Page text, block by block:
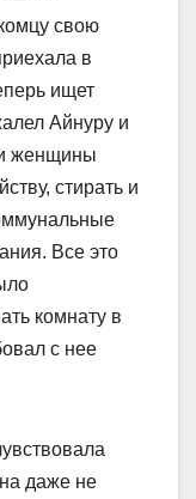
свою
в
ищет
Айнуру и
женщины
стирать и
Все это
комнату в
с нее
даже не